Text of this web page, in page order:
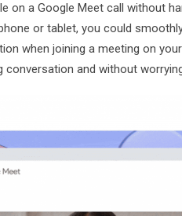
on a Google Meet call without
or tablet, you could
when joining a meeting on
conversation and without